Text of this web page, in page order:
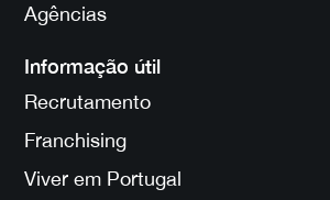
Agências
Informação útil
Recrutamento
Franchising
Viver em Portugal